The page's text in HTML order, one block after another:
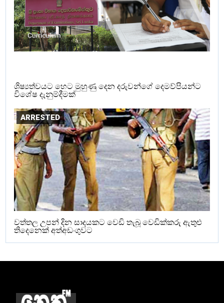
ශිෂ්‍යත්වයට හෙට මුහුණු දෙන දරුවන්ගේ දෙමව්පියන්ට
විශේෂ දැනුම්දීමක්
ARRESTED
වත්තල උපන් දින සාදයකට වෙඩි තැබූ වෙඩික්කරු ඇතුළු
තිදෙනෙක් අත්අඩංගුවට